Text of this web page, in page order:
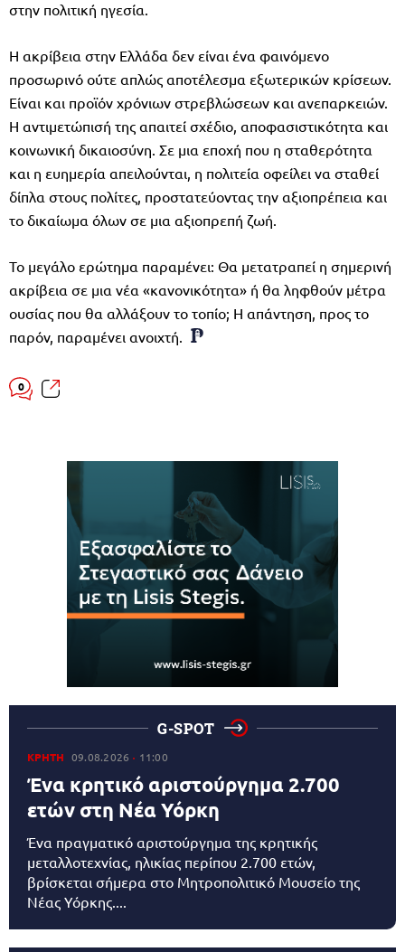
στην πολιτική ηγεσία.
Η ακρίβεια στην Ελλάδα δεν είναι ένα φαινόμενο
προσωρινό ούτε απλώς αποτέλεσμα εξωτερικών κρίσεων.
Είναι και προϊόν χρόνιων στρεβλώσεων και ανεπαρκειών.
Η αντιμετώπισή της απαιτεί σχέδιο, αποφασιστικότητα και
κοινωνική δικαιοσύνη. Σε μια εποχή που η σταθερότητα
και η ευημερία απειλούνται, η πολιτεία οφείλει να σταθεί
δίπλα στους πολίτες, προστατεύοντας την αξιοπρέπεια και
το δικαίωμα όλων σε μια αξιοπρεπή ζωή.
Το μεγάλο ερώτημα παραμένει: Θα μετατραπεί η σημερινή
ακρίβεια σε μια νέα «κανονικότητα» ή θα ληφθούν μέτρα
ουσίας που θα αλλάξουν το τοπίο; Η απάντηση, προς το
παρόν, παραμένει ανοιχτή.
0
G-SPOT
ΚΡΗΤΗ 09.08.2026 11:00
Ένα κρητικό αριστούργημα 2.700
ετών στη Νέα Υόρκη
Ένα πραγματικό αριστούργημα της κρητικής
μεταλλοτεχνίας, ηλικίας περίπου 2.700 ετών,
βρίσκεται σήμερα στο Μητροπολιτικό Μουσείο της
Νέας Υόρκης....